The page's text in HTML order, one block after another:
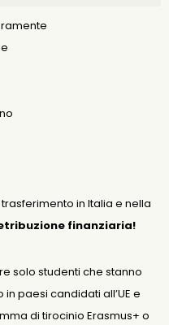
in Italia e nella
finanziaria!
solo studenti che stanno
paesi candidati all’UE e
di tirocinio Erasmus+ o